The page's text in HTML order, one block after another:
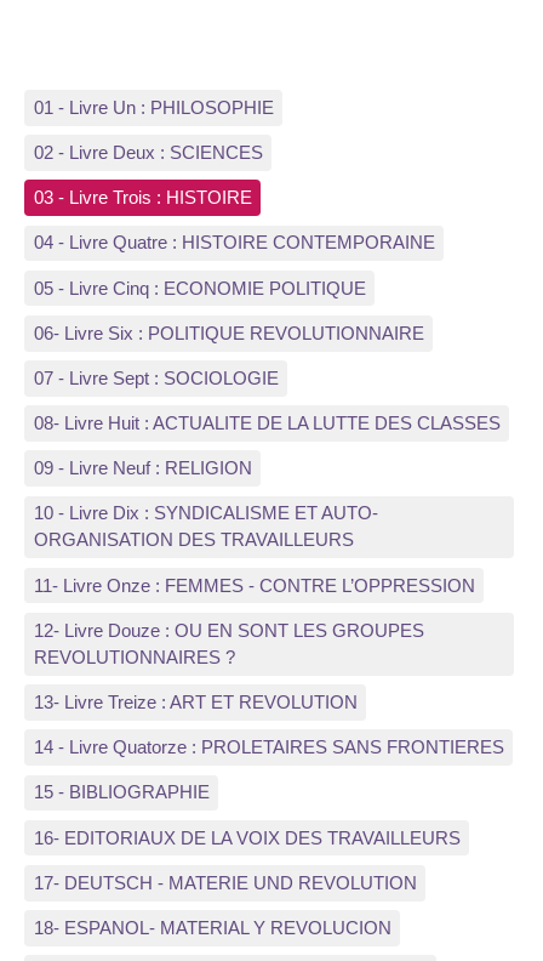
01 - Livre Un : PHILOSOPHIE
02 - Livre Deux : SCIENCES
03 - Livre Trois : HISTOIRE
04 - Livre Quatre : HISTOIRE CONTEMPORAINE
05 - Livre Cinq : ECONOMIE POLITIQUE
06- Livre Six : POLITIQUE REVOLUTIONNAIRE
07 - Livre Sept : SOCIOLOGIE
08- Livre Huit : ACTUALITE DE LA LUTTE DES CLASSES
09 - Livre Neuf : RELIGION
10 - Livre Dix : SYNDICALISME ET AUTO-
ORGANISATION DES TRAVAILLEURS
11- Livre Onze : FEMMES - CONTRE L’OPPRESSION
12- Livre Douze : OU EN SONT LES GROUPES
REVOLUTIONNAIRES ?
13- Livre Treize : ART ET REVOLUTION
14 - Livre Quatorze : PROLETAIRES SANS FRONTIERES
15 - BIBLIOGRAPHIE
16- EDITORIAUX DE LA VOIX DES TRAVAILLEURS
17- DEUTSCH - MATERIE UND REVOLUTION
18- ESPANOL- MATERIAL Y REVOLUCION